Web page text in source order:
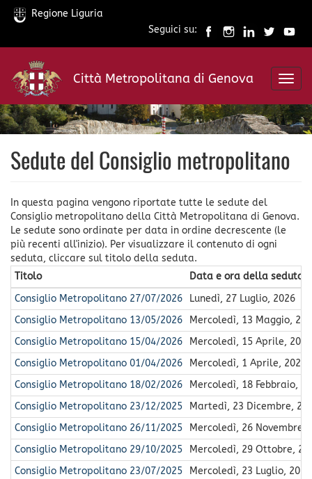
Salta
contenuto
principale
Regione Liguria
Seguici su:
Città Metropolitana di Genova
Sedute del Consiglio metropolitano
In questa pagina vengono riportate tutte le sedute del
Consiglio metropolitano della Città Metropolitana di Genova.
Le sedute sono ordinate per data in ordine decrescente (le
più recenti all'inizio). Per visualizzare il contenuto di ogni
seduta, cliccare sul titolo della seduta.
Titolo
Data e ora della seduta
Consiglio Metropolitano 27/07/2026
Lunedì, 27 Luglio, 2026
Consiglio Metropolitano 13/05/2026
Mercoledì, 13 Maggio,
Consiglio Metropolitano 15/04/2026
Mercoledì, 15 Aprile, 2026
Consiglio Metropolitano 01/04/2026
Mercoledì, 1 Aprile, 2026
Consiglio Metropolitano 18/02/2026
Mercoledì, 18 Febbraio,
Consiglio Metropolitano 23/12/2025
Martedì, 23 Dicembre,
Consiglio Metropolitano 26/11/2025
Mercoledì, 26 Novembre,
Consiglio Metropolitano 29/10/2025
Mercoledì, 29 Ottobre,
Consiglio Metropolitano 23/07/2025
Mercoledì, 23 Luglio, 2025